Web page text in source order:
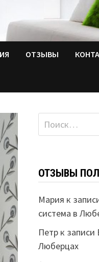
ОТЗЫВЫ
Найти:
ОТЗЫВЫ
Мария к
система в
Петрк записи
Люберцах